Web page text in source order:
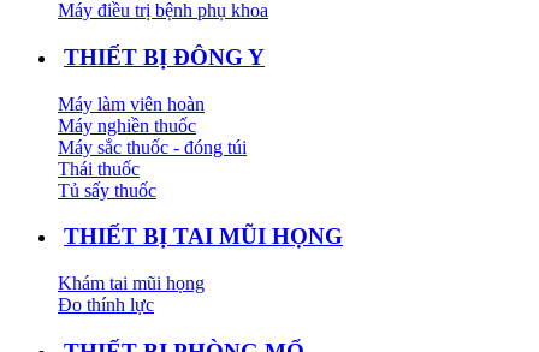
Máy điều trị bệnh phụ khoa
THIẾT BỊ ĐÔNG Y
Máy làm viên hoàn
Máy nghiền thuốc
Máy sắc thuốc - đóng túi
Thái thuốc
Tủ sấy thuốc
THIẾT BỊ TAI MŨI HỌNG
Khám tai mũi họng
Đo thính lực